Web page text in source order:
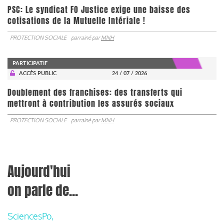
PSC: Le syndicat FO Justice exige une baisse des
cotisations de la Mutuelle Intériale !
PROTECTION SOCIALE parrainé parMNH
PARTICIPATIF
ACCÈS PUBLIC
24 / 07 / 2026
Doublement des franchises: des transferts qui
mettront à contribution les assurés sociaux
PROTECTION SOCIALE parrainé parMNH
Aujourd'hui
on parle de...
SciencesPo,